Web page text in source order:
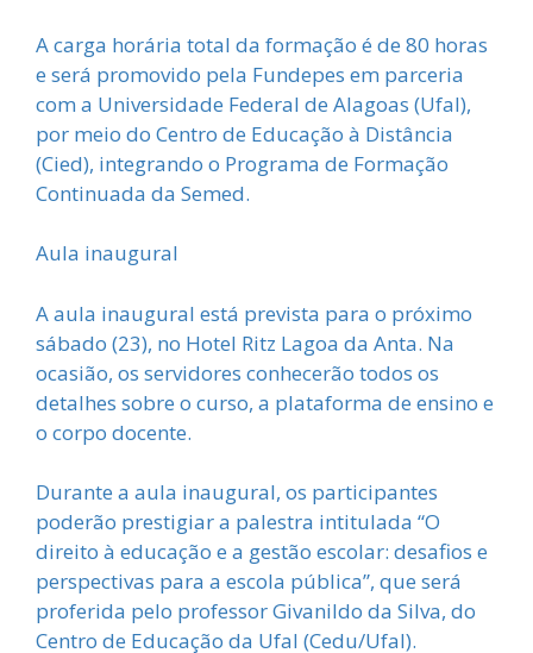
A carga horária total da formação é de 80 horas
e será promovido pela Fundepes em parceria
com a Universidade Federal de Alagoas (Ufal),
por meio do Centro de Educação à Distância
(Cied), integrando o Programa de Formação
Continuada da Semed.
Aula inaugural
A aula inaugural está prevista para o próximo
sábado (23), no Hotel Ritz Lagoa da Anta. Na
ocasião, os servidores conhecerão todos os
detalhes sobre o curso, a plataforma de ensino e
o corpo docente.
Durante a aula inaugural, os participantes
poderão prestigiar a palestra intitulada “O
direito à educação e a gestão escolar: desafios e
perspectivas para a escola pública”, que será
proferida pelo professor Givanildo da Silva, do
Centro de Educação da Ufal (Cedu/Ufal).